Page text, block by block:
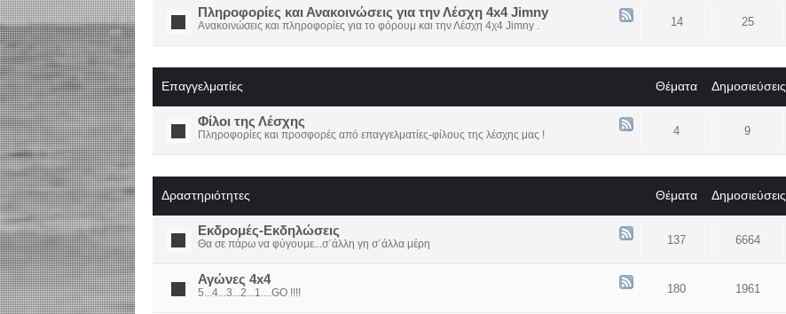
Πληροφορίες και Ανακοινώσεις για την Λέσχη 4x4 Jimny
Ανακοινώσεις και πληροφορίες για το φόρουμ και την Λέσχη 4χ4 Jimny . 14 25
Επαγγελματίες Θέματα Δημοσιεύσεις
Φίλοι της Λέσχης
Πληροφορίες και προσφορές από επαγγελματίες-φίλους της λέσχης μας ! 4 9
Δραστηριότητες Θέματα Δημοσιεύσεις
Εκδρομές-Εκδηλώσεις
Θα σε πάρω να φύγουμε...σ΄άλλη γη σ΄άλλα μέρη 137 6664
Αγώνες 4x4
5...4...3...2...1....GO !!!! 180 1961